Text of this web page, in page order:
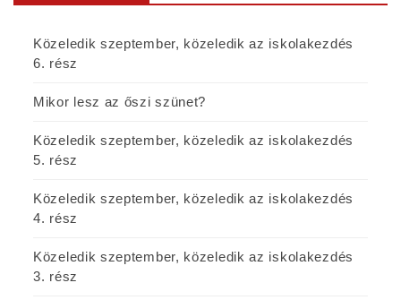
Közeledik szeptember, közeledik az iskolakezdés
6. rész
Mikor lesz az őszi szünet?
Közeledik szeptember, közeledik az iskolakezdés
5. rész
Közeledik szeptember, közeledik az iskolakezdés
4. rész
Közeledik szeptember, közeledik az iskolakezdés
3. rész